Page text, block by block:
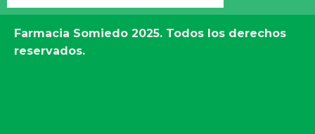
Farmacia Somiedo 2025. Todos los derechos
reservados.